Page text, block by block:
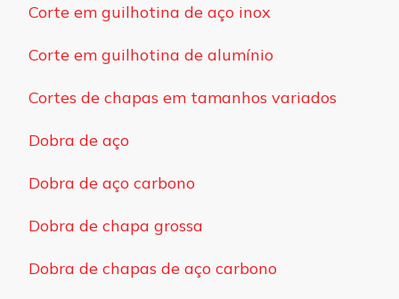
Corte em guilhotina de aço inox
Corte em guilhotina de alumínio
Cortes de chapas em tamanhos variados
Dobra de aço
Dobra de aço carbono
Dobra de chapa grossa
Dobra de chapas de aço carbono